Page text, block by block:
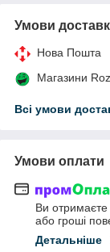
Умови
Нова Пошта
Магазини
Всі умови
Умови оплати
Ви
або гроші
Детальніше